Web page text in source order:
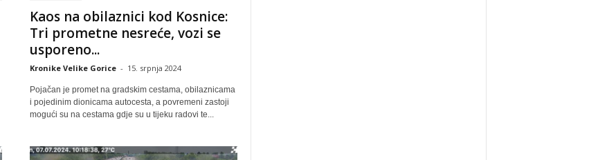
Kaos na obilaznici kod Kosnice:
Tri prometne nesreće, vozi se
usporeno...
Kronike Velike Gorice - 15. srpnja 2024
Pojačan je promet na gradskim cestama, obilaznicama
i pojedinim dionicama autocesta, a povremeni zastoji
mogući su na cestama gdje su u tijeku radovi te...